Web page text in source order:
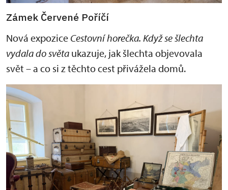
Zámek Červené Poříčí
Nová expozice Cestovní horečka. Když se šlechta
vydala do světa ukazuje, jak šlechta objevovala
svět – a co si z těchto cest přivážela domů.